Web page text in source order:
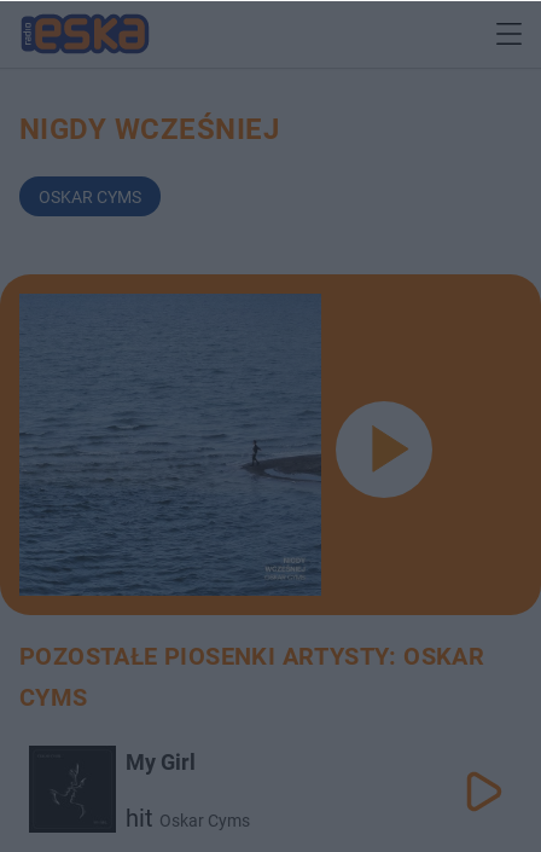
NIGDY WCZEŚNIEJ
OSKAR CYMS
POZOSTAŁE PIOSENKI ARTYSTY: OSKAR
CYMS
My Girl
hit Oskar Cyms